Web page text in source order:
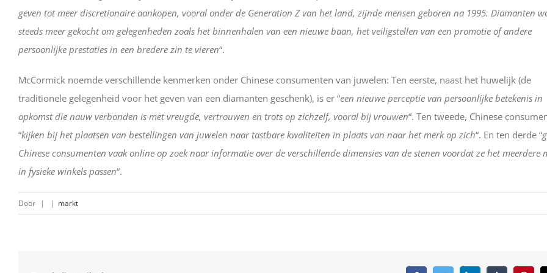
geven tot meer discretionaire aankopen, vooral onder de Generation Z van het land, zijnde mensen geboren na 1995. Diamanten
steeds meer gekocht om gelegenheden zoals het binnenhalen van een nieuwe baan, het veiligstellen van een promotie of andere
persoonlijke prestaties in een bredere zin te vieren“.
McCormick noemde verschillende kenmerken onder Chinese consumenten van juwelen: Ten eerste, naast het huwelijk (de
traditionele gelegenheid voor het geven van een diamanten geschenk), is er “een nieuwe perceptie van persoonlijke betekenis in
opkomst die nauw verbonden is met vreugde, vertrouwen en trots op zichzelf, vooral bij vrouwen“. Ten tweede, Chinese
“kijken bij het plaatsen van bestellingen van juwelen naar tastbare kwaliteiten in plaats van naar het merk op zich“. En ten derde “
Chinese consumenten vaak online op zoek naar informatie over de verschillende dimensies van de stenen voordat ze het meerdere
in fysieke winkels passen“.
Door | | markt